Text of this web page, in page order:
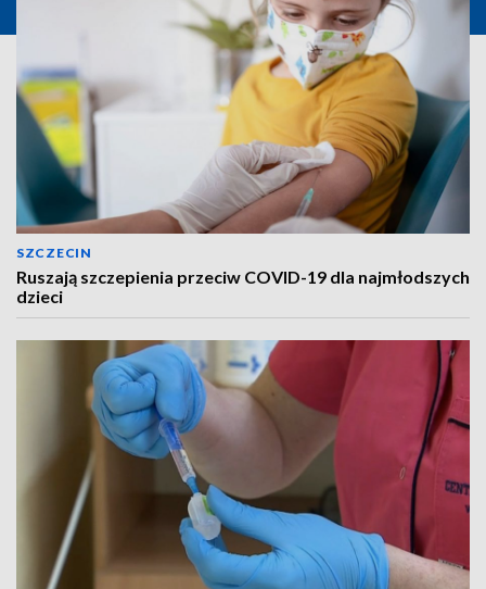
SZCZECIN
Ruszają szczepienia przeciw COVID-19 dla najmłodszych
dzieci